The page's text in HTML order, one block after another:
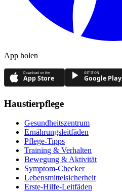
App holen
Download on the
App Store
GET IT ON
Google Play
Haustierpflege
Gesundheitszentrum
Ernährungsleitfäden
Pflege-Tipps
Training & Verhalten
Bewegung & Aktivität
Symptom-Checker
Lebensmittelsicherheit
Erste-Hilfe-Leitfäden